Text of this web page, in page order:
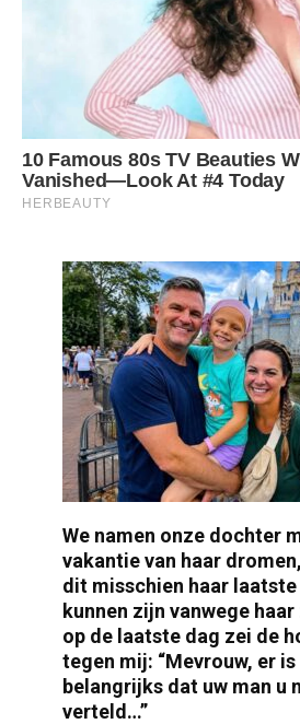
We namen onze dochter
vakantie van haar
dit misschien haar
kunnen zijn vanwege
op de laatste dag zei de
tegen mij: “Mevrouw, er
belangrijks dat uw man u
verteld…”